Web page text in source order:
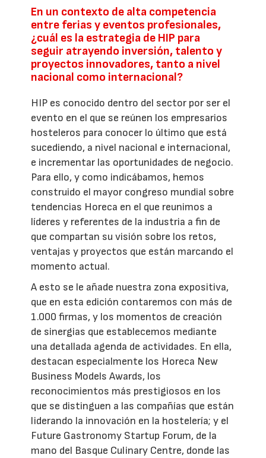
En un contexto de alta competencia
entre ferias y eventos profesionales,
¿cuál es la estrategia de HIP para
seguir atrayendo inversión, talento y
proyectos innovadores, tanto a nivel
nacional como internacional?
HIP es conocido dentro del sector por ser el
evento en el que se reúnen los empresarios
hosteleros para conocer lo último que está
sucediendo, a nivel nacional e internacional,
e incrementar las oportunidades de negocio.
Para ello, y como indicábamos, hemos
construido el mayor congreso mundial sobre
tendencias Horeca en el que reunimos a
líderes y referentes de la industria a fin de
que compartan su visión sobre los retos,
ventajas y proyectos que están marcando el
momento actual.
A esto se le añade nuestra zona expositiva,
que en esta edición contaremos con más de
1.000 firmas, y los momentos de creación
de sinergias que establecemos mediante
una detallada agenda de actividades. En ella,
destacan especialmente los Horeca New
Business Models Awards, los
reconocimientos más prestigiosos en los
que se distinguen a las compañías que están
liderando la innovación en la hostelería; y el
Future Gastronomy Startup Forum, de la
mano del Basque Culinary Centre, donde las